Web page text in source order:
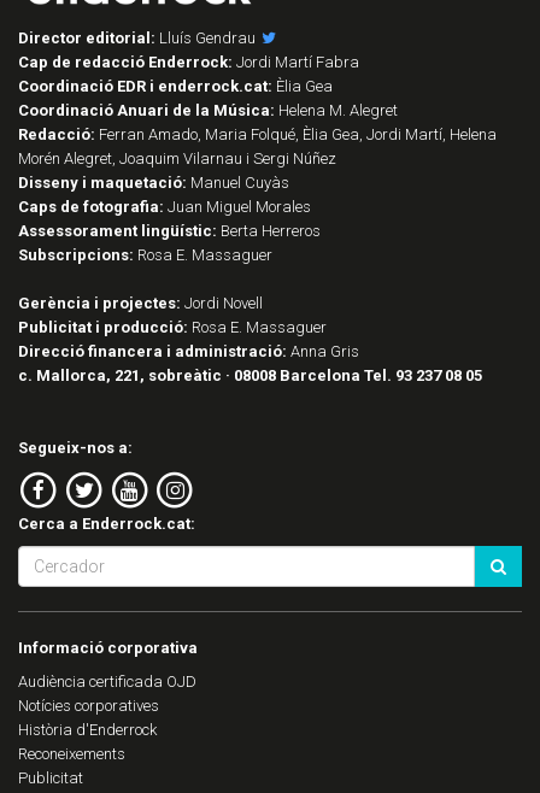
Director editorial: Lluís Gendrau
Cap de redacció Enderrock: Jordi Martí Fabra
Coordinació EDR i enderrock.cat: Èlia Gea
Coordinació Anuari de la Música: Helena M. Alegret
Redacció: Ferran Amado, Maria Folqué, Èlia Gea, Jordi Martí, Helena
Morén Alegret, Joaquim Vilarnau i Sergi Núñez
Disseny i maquetació: Manuel Cuyàs
Caps de fotografia: Juan Miguel Morales
Assessorament lingüístic: Berta Herreros
Subscripcions: Rosa E. Massaguer
Gerència i projectes: Jordi Novell
Publicitat i producció: Rosa E. Massaguer
Direcció financera i administració: Anna Gris
c. Mallorca, 221, sobreàtic · 08008 Barcelona Tel. 93 237 08 05
Segueix-nos a:
Cerca a Enderrock.cat:
Informació corporativa
Audiència certificada OJD
Notícies corporatives
Història d'Enderrock
Reconeixements
Publicitat